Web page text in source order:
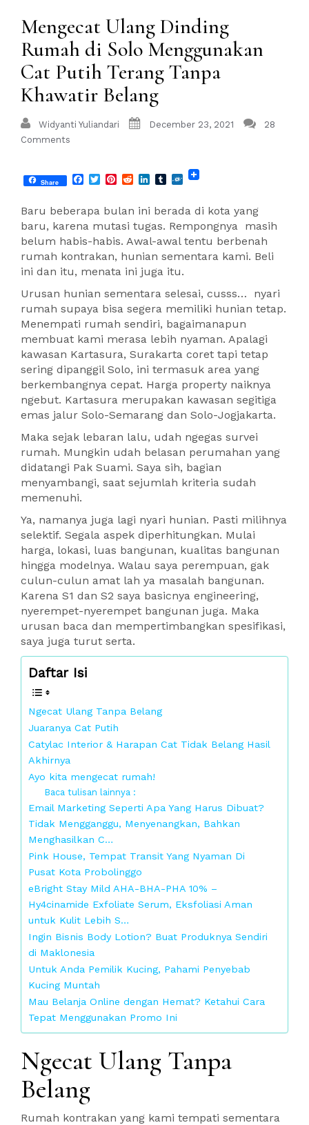
Mengecat Ulang Dinding
Rumah di Solo Menggunakan
Cat Putih Terang Tanpa
Khawatir Belang
Widyanti Yuliandari December 23, 2021
28
Comments
Share Facebook
TwitterPinterest
RedditLinkedIn
Tumblr
Folkd
Baru beberapa bulan ini berada di kota yang
baru, karena mutasi tugas. Rempongnya masih
belum habis-habis. Awal-awal tentu berbenah
rumah kontrakan, hunian sementara kami. Beli
ini dan itu, menata ini juga itu.
Urusan hunian sementara selesai, cusss… nyari
rumah supaya bisa segera memiliki hunian tetap.
Menempati rumah sendiri, bagaimanapun
membuat kami merasa lebih nyaman. Apalagi
kawasan Kartasura, Surakarta coret tapi tetap
sering dipanggil Solo, ini termasuk area yang
berkembangnya cepat. Harga property naiknya
ngebut. Kartasura merupakan kawasan segitiga
emas jalur Solo-Semarang dan Solo-Jogjakarta.
Maka sejak lebaran lalu, udah ngegas survei
rumah. Mungkin udah belasan perumahan yang
didatangi Pak Suami. Saya sih, bagian
menyambangi, saat sejumlah kriteria sudah
memenuhi.
Ya, namanya juga lagi nyari hunian. Pasti milihnya
selektif. Segala aspek diperhitungkan. Mulai
harga, lokasi, luas bangunan, kualitas bangunan
hingga modelnya. Walau saya perempuan, gak
culun-culun amat lah ya masalah bangunan.
Karena S1 dan S2 saya basicnya engineering,
nyerempet-nyerempet bangunan juga. Maka
urusan baca dan mempertimbangkan spesifikasi,
saya juga turut serta.
Daftar Isi
Ngecat Ulang Tanpa Belang
Juaranya Cat Putih
Catylac Interior & Harapan Cat Tidak Belang Hasil
Akhirnya
Ayo kita mengecat rumah!
Baca tulisan lainnya :
Email Marketing Seperti Apa Yang Harus Dibuat?
Tidak Mengganggu, Menyenangkan, Bahkan
Menghasilkan C…
Pink House, Tempat Transit Yang Nyaman Di
Pusat Kota Probolinggo
eBright Stay Mild AHA-BHA-PHA 10% –
Hy4cinamide Exfoliate Serum, Eksfoliasi Aman
untuk Kulit Lebih S…
Ingin Bisnis Body Lotion? Buat Produknya Sendiri
di Maklonesia
Untuk Anda Pemilik Kucing, Pahami Penyebab
Kucing Muntah
Mau Belanja Online dengan Hemat? Ketahui Cara
Tepat Menggunakan Promo Ini
Ngecat Ulang Tanpa
Belang
Rumah kontrakan yang kami tempati sementara